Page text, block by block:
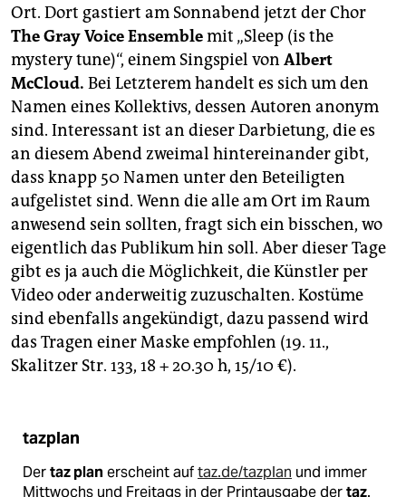
Ort. Dort gastiert am Sonnabend jetzt der Chor
The Gray Voice Ensemblemit „Sleep (is the
mystery tune)“, einem Singspiel von Albert
McCloud. Bei Letzterem handelt es sich um den
Namen eines Kollektivs, dessen Autoren anonym
sind. Interessant ist an dieser Darbietung, die es
an diesem Abend zweimal hintereinander gibt,
dass knapp 50 Namen unter den Beteiligten
aufgelistet sind. Wenn die alle am Ort im Raum
anwesend sein sollten, fragt sich ein bisschen, wo
eigentlich das Publikum hin soll. Aber dieser Tage
gibt es ja auch die Möglichkeit, die Künstler per
Video oder anderweitig zuzuschalten. Kostüme
sind ebenfalls angekündigt, dazu passend wird
das Tragen einer Maske empfohlen (19. 11.,
Skalitzer Str. 133, 18 + 20.30 h, 15/10 €).
tazplan
Dertaz planerscheint auftaz.de/tazplan und immer
Mittwochs und Freitags in der Printausgabe dertaz.